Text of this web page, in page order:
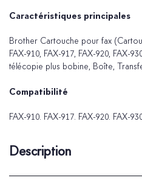
Caractéristiques principales
Brother Cartouche pour fax
FAX-910, FAX-917, FAX-920, FAX-
télécopie plus bobine, Boîte,
Compatibilité
FAX-910. FAX-917. FAX-920. FAX-
Description